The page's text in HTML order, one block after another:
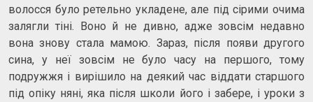
волосся було ретельно укладене, але під сірими очима
залягли тіні. Воно й не дивно, адже зовсім недавно
вона знову стала мамою. Зараз, після появи другого
сина, у неї зовсім не було часу на першого, тому
подружжя і вирішило на деякий час віддати старшого
під опіку няні, яка після школи його і забере, і уроки з